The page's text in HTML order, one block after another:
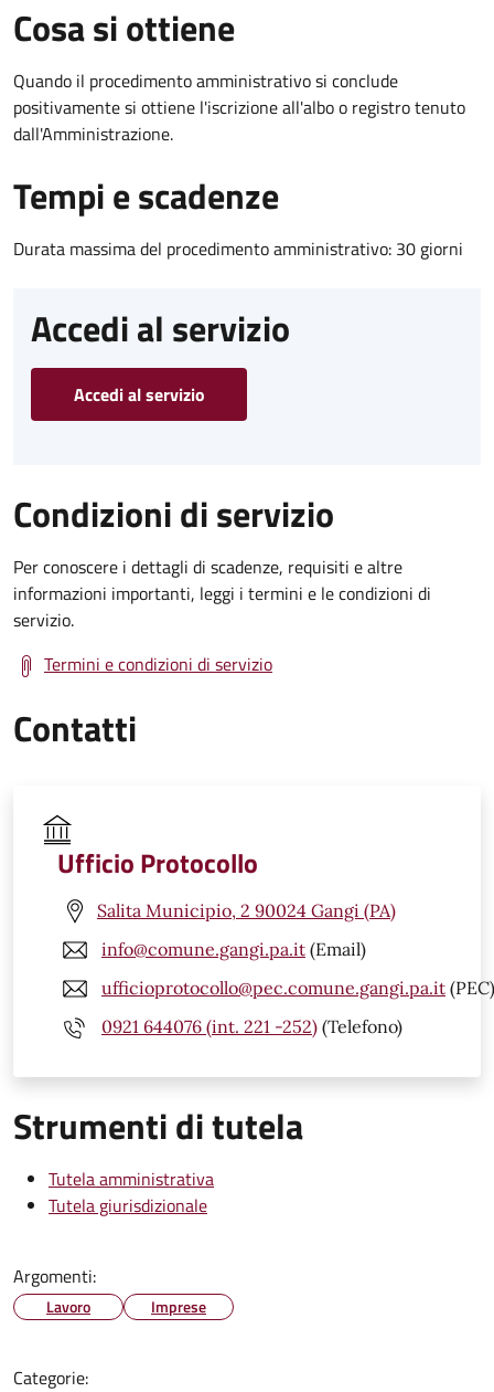
Cosa si ottiene
Quando il procedimento amministrativo si conclude
positivamente si ottiene l'iscrizione all'albo o registro tenuto
dall'Amministrazione.
Tempi e scadenze
Durata massima del procedimento amministrativo: 30 giorni
Accedi al servizio
Accedi al servizio
Condizioni di servizio
Per conoscere i dettagli di scadenze, requisiti e altre
informazioni importanti, leggi i termini e le condizioni di
servizio.
Termini e condizioni di servizio
Contatti
Ufficio Protocollo
Salita Municipio, 2 90024 Gangi (PA)
info@comune.gangi.pa.it (Email)
ufficioprotocollo@pec.comune.gangi.pa.it (PEC)
0921 644076 (int. 221 -252) (Telefono)
Strumenti di tutela
Tutela amministrativa
Tutela giurisdizionale
Argomenti:
Lavoro Imprese
Categorie: